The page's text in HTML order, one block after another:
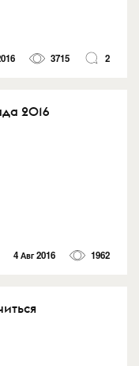
3715 2
2016
4 Авг 2016 1962